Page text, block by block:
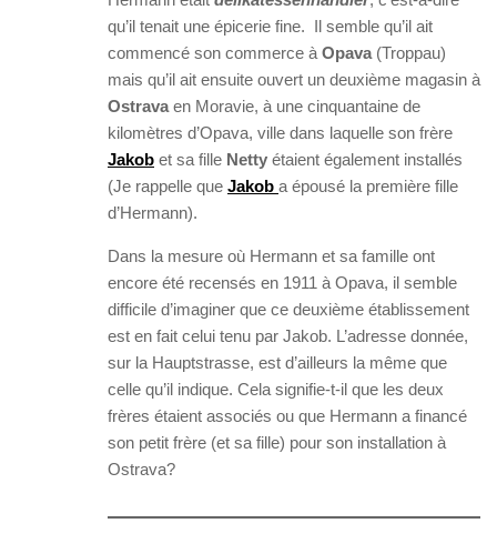
qu’il tenait une épicerie fine. Il semble qu’il ait
commencé son commerce à Opava (Troppau)
mais qu’il ait ensuite ouvert un deuxième magasin à
Ostrava en Moravie, à une cinquantaine de
kilomètres d’Opava, ville dans laquelle son frère
Jakob et sa fille Netty étaient également installés
(Je rappelle que Jakob a épousé la première fille
d’Hermann).
Dans la mesure où Hermann et sa famille ont
encore été recensés en 1911 à Opava, il semble
difficile d’imaginer que ce deuxième établissement
est en fait celui tenu par Jakob. L’adresse donnée,
sur la Hauptstrasse, est d’ailleurs la même que
celle qu’il indique. Cela signifie-t-il que les deux
frères étaient associés ou que Hermann a financé
son petit frère (et sa fille) pour son installation à
Ostrava?